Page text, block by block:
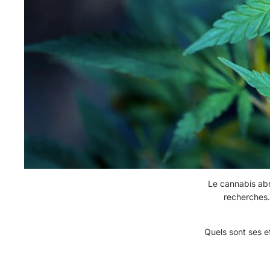
Le cannabis
Quels sont ses